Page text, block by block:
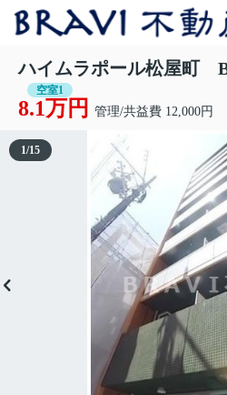
ハイムラポール松屋町
空室1
8.1万円 管理/共益費 12,000円
1/15